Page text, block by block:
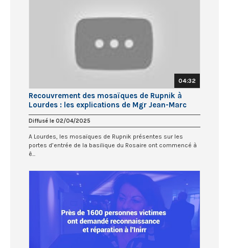
04:32
Recouvrement des mosaïques de Rupnik à
Lourdes : les explications de Mgr Jean-Marc
Micas
Diffusé le 02/04/2025
A Lourdes, les mosaïques de Rupnik présentes sur les
portes d’entrée de la basilique du Rosaire ont commencé à
ê...